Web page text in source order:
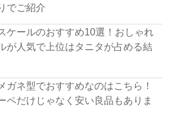
でご紹介
ケールのおすすめ10選！おしゃれ
が人気で上位はタニタが占める結
ガネ型でおすすめなのはこちら！
ペだけじゃなく安い良品もありま